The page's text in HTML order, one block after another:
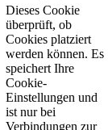
Dieses Cookie
überprüft, ob
Cookies platziert
werden können. Es
speichert Ihre
Cookie-
Einstellungen und
ist nur bei
Verbindungen zur